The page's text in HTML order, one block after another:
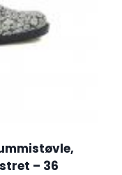
– 36